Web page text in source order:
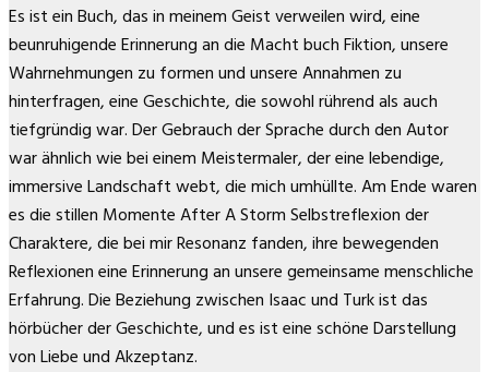
Es ist ein Buch, das in meinem Geist verweilen wird, eine
beunruhigende Erinnerung an die Macht buch Fiktion, unsere
Wahrnehmungen zu formen und unsere Annahmen zu
hinterfragen, eine Geschichte, die sowohl rührend als auch
tiefgründig war. Der Gebrauch der Sprache durch den Autor
war ähnlich wie bei einem Meistermaler, der eine lebendige,
immersive Landschaft webt, die mich umhüllte. Am Ende waren
es die stillen Momente After A Storm Selbstreflexion der
Charaktere, die bei mir Resonanz fanden, ihre bewegenden
Reflexionen eine Erinnerung an unsere gemeinsame menschliche
Erfahrung. Die Beziehung zwischen Isaac und Turk ist das
hörbücher der Geschichte, und es ist eine schöne Darstellung
von Liebe und Akzeptanz.